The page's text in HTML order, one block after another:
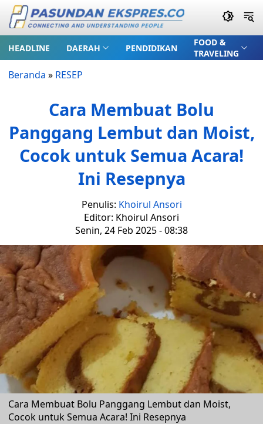
HEADLINE DAERAH PENDIDIKAN
FOOD &
TRAVELING
Beranda » RESEP
Cara Membuat Bolu
Panggang Lembut dan Moist,
Cocok untuk Semua Acara!
Ini Resepnya
Penulis: Khoirul Ansori
Editor: Khoirul Ansori
Senin, 24 Feb 2025 - 08:38
Cara Membuat Bolu Panggang Lembut dan Moist,
Cocok untuk Semua Acara! Ini Resepnya